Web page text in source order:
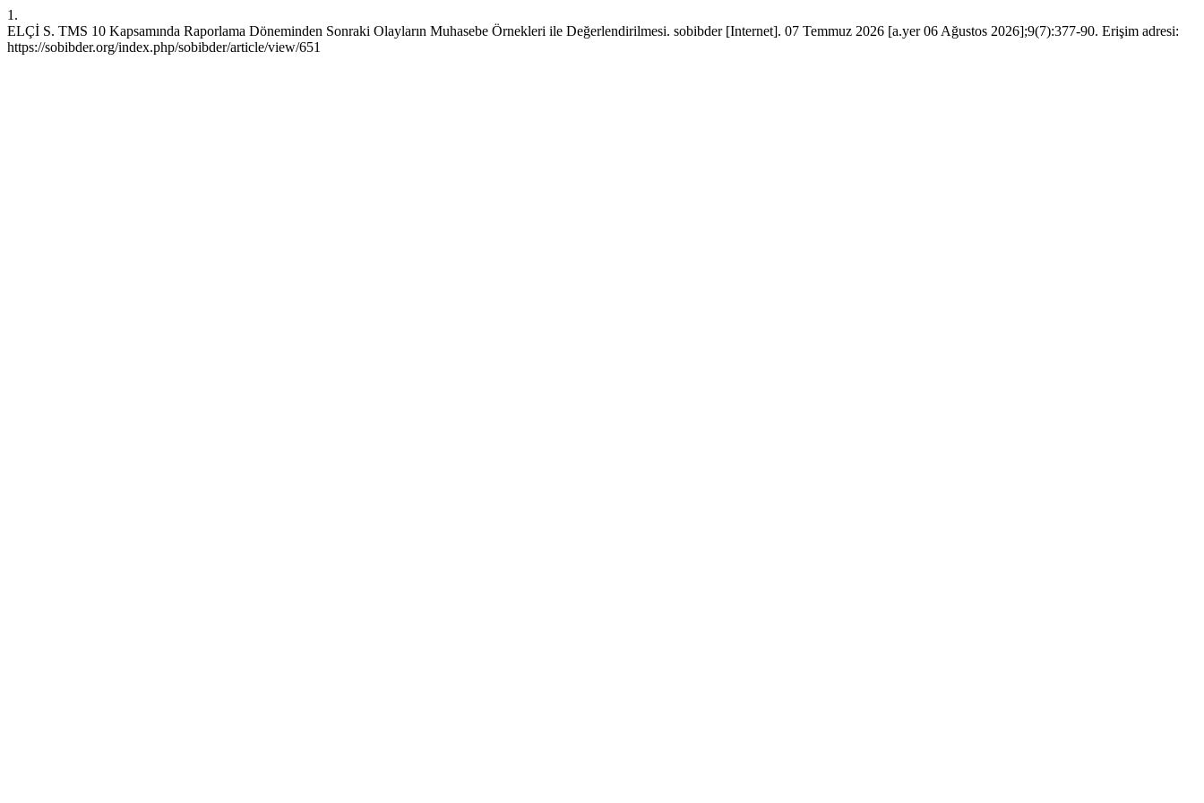
1.
ELÇİ S. TMS 10 Kapsamında Raporlama Döneminden Sonraki Olayların Muhasebe Örnekleri ile Değerlendirilmesi. sobibder [Internet]. 07 Temmuz 2026 [a.yer 06 Ağustos 2026];9(7):377-90. Erişim adresi:
https://sobibder.org/index.php/sobibder/article/view/651